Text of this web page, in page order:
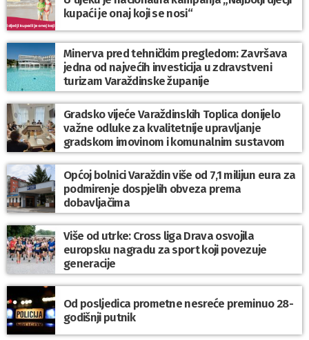
kupaći je onaj koji se nosi“
Minerva pred tehničkim pregledom: Završava
jedna od najvećih investicija u zdravstveni
turizam Varaždinske županije
Gradsko vijeće Varaždinskih Toplica donijelo
važne odluke za kvalitetnije upravljanje
gradskom imovinom i komunalnim sustavom
Općoj bolnici Varaždin više od 7,1 milijun eura za
podmirenje dospjelih obveza prema
dobavljačima
Više od utrke: Cross liga Drava osvojila
europsku nagradu za sport koji povezuje
generacije
Od posljedica prometne nesreće preminuo 28-
godišnji putnik